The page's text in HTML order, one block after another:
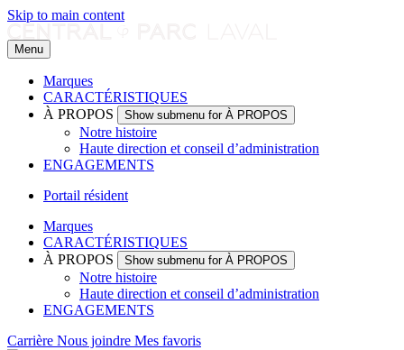
Skip to main content
Menu
Marques
CARACTÉRISTIQUES
À PROPOS
Show submenu for À PROPOS
Notre histoire
Haute direction et conseil d’administration
ENGAGEMENTS
Portail résident
Marques
CARACTÉRISTIQUES
À PROPOS
Show submenu for À PROPOS
Notre histoire
Haute direction et conseil d’administration
ENGAGEMENTS
Carrière Nous joindre Mes favoris